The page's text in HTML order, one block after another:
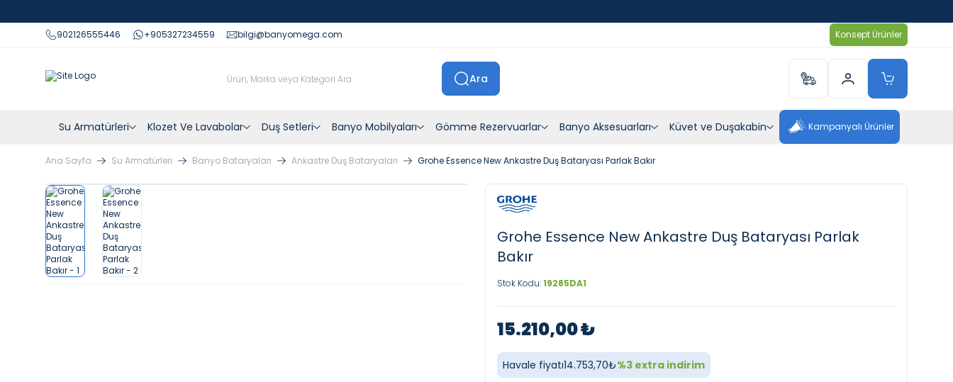
902126555446
+905327234559 bilgi@banyomega.com Konsept Ürünler
Ara
Su Armatürleri Klozet Ve Lavabolar Duş Setleri Banyo Mobilyaları Gömme Rezervuarlar Banyo Aksesuarları Küvet ve Duşakabin Kampanyalı Ürünler
Ana Sayfa Su Armatürleri Banyo Bataryaları Ankastre Duş Bataryaları Grohe Essence New Ankastre Duş Bataryası Parlak Bakır
Grohe Essence New Ankastre Duş Bataryası Parlak
Bakır
Stok Kodu:19285DA1
15.210,00₺
Havale fiyatı14.753,70₺%3extra indirim